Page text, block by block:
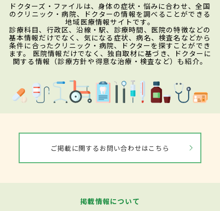
ドクターズ・ファイルは、身体の症状・悩みに合わせ、全国
のクリニック・病院、ドクターの情報を調べることができる
地域医療情報サイトです。
診療科目、行政区、沿線・駅、診療時間、医院の特徴などの
基本情報だけでなく、気になる症状、病名、検査名などから
条件に合ったクリニック・病院、ドクターを探すことができ
ます。 医院情報だけでなく、独自取材に基づき、ドクターに
関する情報（診療方針や得意な治療・検査など）も紹介。
ご掲載に関するお問い合わせはこちら
掲載情報について